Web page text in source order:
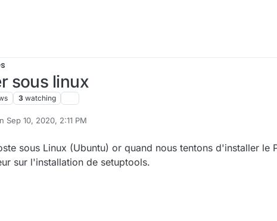
sous linux
3 watching
Sep 10, 2020, 2:11 PM
by
sous Linux (Ubuntu) or quand nous tentons d'installer le
sur l'installation de setuptools.